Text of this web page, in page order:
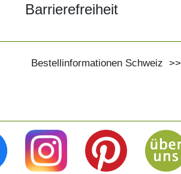
Barrierefreiheit
Bestellinformationen Schweiz >>